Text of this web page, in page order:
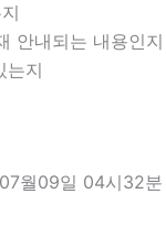
안내되는 내용인지
는지
월09일 04시32분